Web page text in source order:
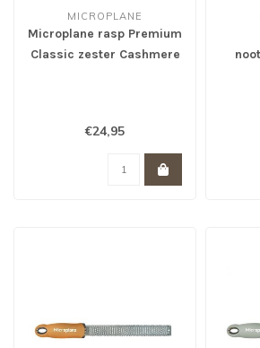
MICROPLANE
Microplane rasp Premium
Classic zester Cashmere
€24,95